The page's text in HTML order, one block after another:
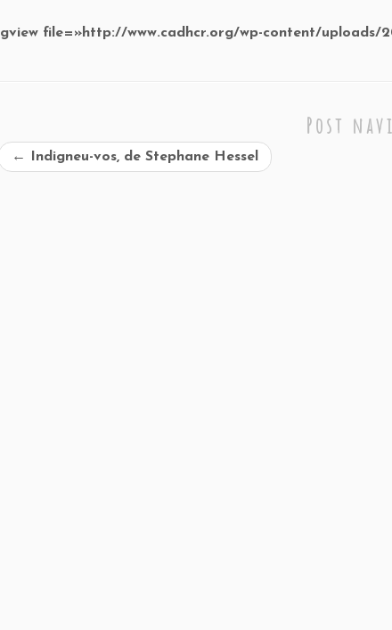
[gview file=»http://www.cadhcr.org/wp-content/uploads/
Post
← Indigneu-vos, de Stephane Hessel